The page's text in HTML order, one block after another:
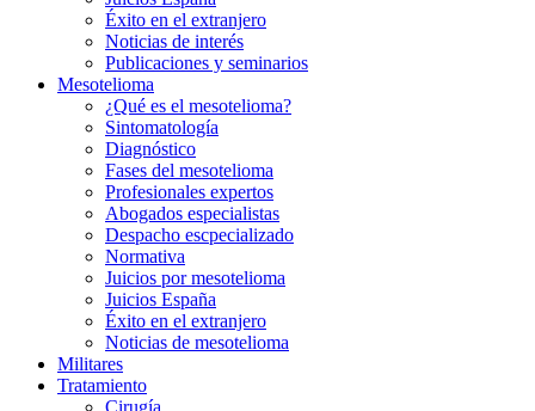
Éxito en el extranjero
Noticias de interés
Publicaciones y seminarios
Mesotelioma
¿Qué es el mesotelioma?
Sintomatología
Diagnóstico
Fases del mesotelioma
Profesionales expertos
Abogados especialistas
Despacho escpecializado
Normativa
Juicios por mesotelioma
Juicios España
Éxito en el extranjero
Noticias de mesotelioma
Militares
Tratamiento
Cirugía